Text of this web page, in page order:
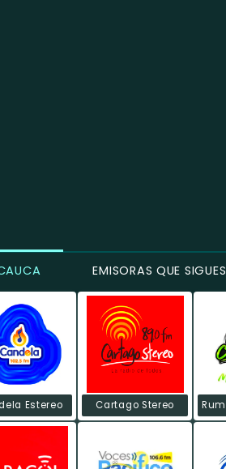
EMISORAS QUE SIGUES
Estereo Cartago Stereo